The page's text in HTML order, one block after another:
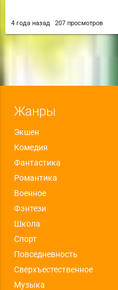
4 года назад 207 просмотров
Жанры
Экшен
Комедия
Фантастика
Романтика
Военное
Фэнтези
Школа
Спорт
Повседневность
Сверхъестественное
Музыка